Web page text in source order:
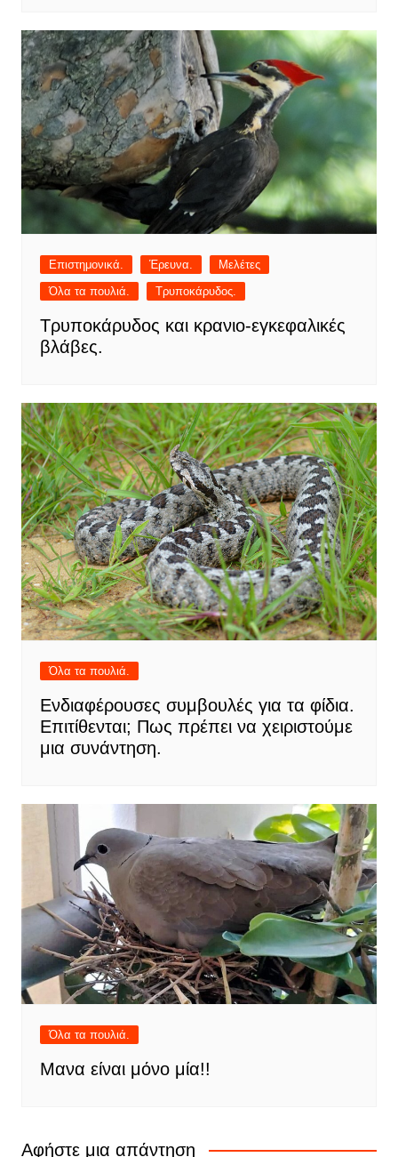
Επιστημονικά. Έρευνα.
Μελέτες
Όλα τα πουλιά.
Τρυποκάρυδος.
Τρυποκάρυδος και κρανιο-εγκεφαλικές
βλάβες.
Όλα τα πουλιά.
Ενδιαφέρουσες συμβουλές για τα φίδια.
Επιτίθενται; Πως πρέπει να χειριστούμε
μια συνάντηση.
Όλα τα πουλιά.
Μανα είναι μόνο μία!!
Αφήστε μια απάντηση